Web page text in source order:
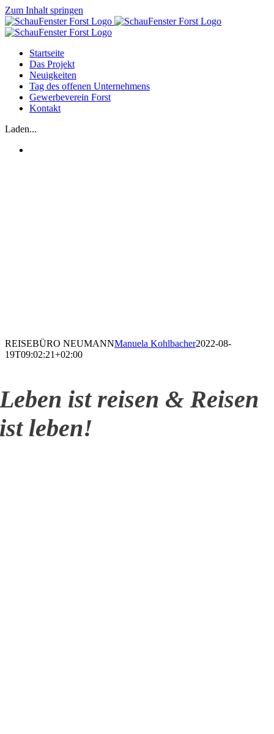
Zum Inhalt springen
Startseite
Das Projekt
Neuigkeiten
Tag des offenen Unternehmens
Gewerbeverein Forst
Kontakt
Laden...
REISEBÜRO NEUMANNManuela Kohlbacher2022-08-
19T09:02:21+02:00
Leben ist reisen & Reisen
ist leben!